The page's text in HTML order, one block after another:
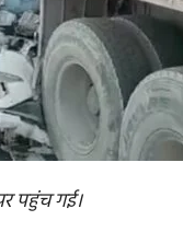
पहुंच गई।